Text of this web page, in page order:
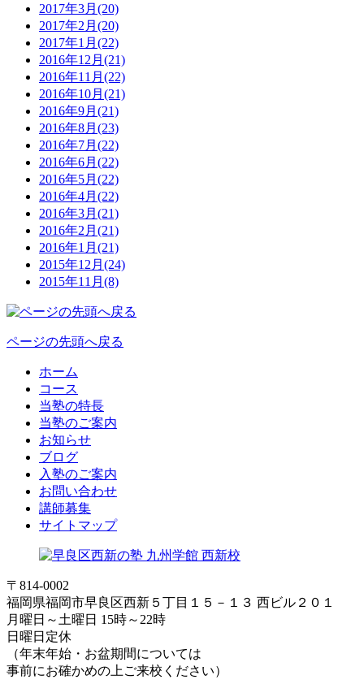
2017年3月(20)
2017年2月(20)
2017年1月(22)
2016年12月(21)
2016年11月(22)
2016年10月(21)
2016年9月(21)
2016年8月(23)
2016年7月(22)
2016年6月(22)
2016年5月(22)
2016年4月(22)
2016年3月(21)
2016年2月(21)
2016年1月(21)
2015年12月(24)
2015年11月(8)
ページの先頭へ戻る
ホーム
コース
当塾の特長
当塾のご案内
お知らせ
ブログ
入塾のご案内
お問い合わせ
講師募集
サイトマップ
〒814-0002
福岡県福岡市早良区西新５丁目１５－１３ 西ビル２０１
月曜日～土曜日 15時～22時
日曜日定休
（年末年始・お盆期間については
事前にお確かめの上ご来校ください）